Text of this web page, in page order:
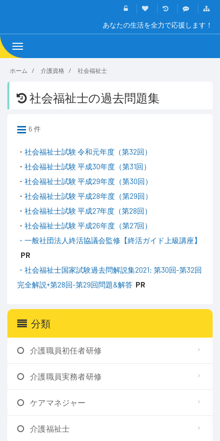
あなたの生活を全力で応援します！
Toggle
navigation
ホーム 介護資格 社会福祉士
社会福祉士の過去問題集
6 件
・ 社会福祉士試験 令和元年度（第32回）
・ 社会福祉士試験 平成30年度（第31回）
・ 社会福祉士試験 平成29年度（第30回）
・ 社会福祉士試験 平成28年度（第29回）
・ 社会福祉士試験 平成27年度（第28回）
・ 社会福祉士試験 平成26年度（第27回）
・一般社団法人終活協議会監修【終活ガイド上級講座】
PR
・社会福祉士国家試験過去問解説集2021: 第30回-第32回
完全解説+第28回-第29回問題&解答 PR
分類
介護職員初任者研修
介護職員実務者研修
ケアマネジャー
介護福祉士